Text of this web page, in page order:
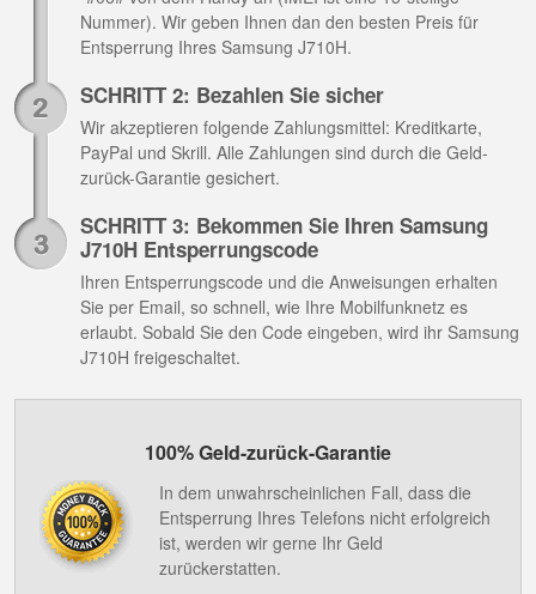
Nummer). Wir geben Ihnen dan den besten Preis für
Entsperrung Ihres Samsung J710H.
SCHRITT 2: Bezahlen Sie sicher
Wir akzeptieren folgende Zahlungsmittel: Kreditkarte,
PayPal und Skrill. Alle Zahlungen sind durch die Geld-
zurück-Garantie gesichert.
SCHRITT 3: Bekommen Sie Ihren Samsung
J710H Entsperrungscode
Ihren Entsperrungscode und die Anweisungen erhalten
Sie per Email, so schnell, wie Ihre Mobilfunknetz es
erlaubt. Sobald Sie den Code eingeben, wird ihr Samsung
J710H freigeschaltet.
100% Geld-zurück-Garantie
In dem unwahrscheinlichen Fall, dass die
Entsperrung Ihres Telefons nicht erfolgreich
ist, werden wir gerne Ihr Geld
zurückerstatten.